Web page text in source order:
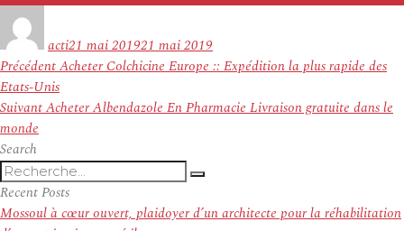
actile
21 mai 201921 mai 2019
Navigation
de
l’article
PrécédentArticle
précédent :
Acheter Colchicine Europe :: Expédition la plus rapide des
Etats-Unis
SuivantArticle
Acheter Albendazole En Pharmacie Livraison gratuite dans le
monde
Search
Recherche
pour
:
Recherche
Recent Posts
Mossoul à cœur ouvert, plaidoyer d’un architecte pour la réhabilitation